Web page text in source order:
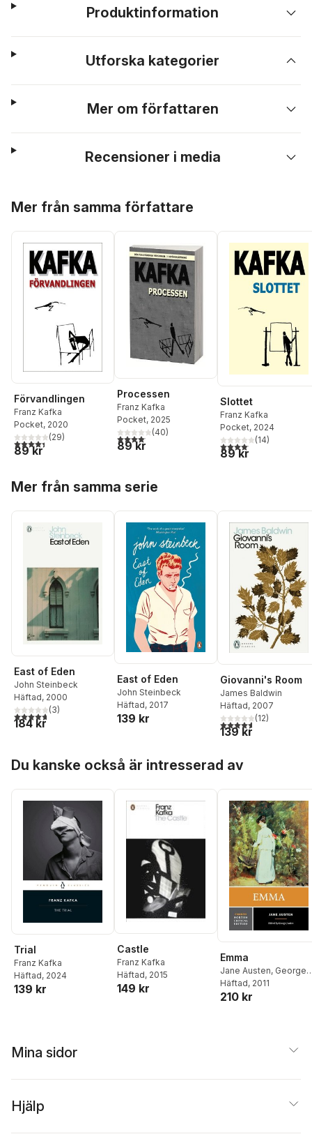
Produktinformation
Utforska kategorier
Mer om författaren
Recensioner i media
Mer från samma författare
Förvandlingen
Franz Kafka
Pocket, 2020
4,4utav 5 stjärnor. Totalt antal röster:
(29)
89 kr
Processen
Franz Kafka
Pocket, 2025
4,1utav 5 stjärnor. Totalt antal röster:
(40)
89 kr
Slottet
Franz Kafka
Pocket, 2024
4,1utav 5 stjärnor.
(14)
89 kr
Mer från samma serie
East of Eden
John Steinbeck
Häftad, 2000
4,7utav 5 stjärnor. Totalt antal röster:
(3)
184 kr
East of Eden
John Steinbeck
Häftad, 2017
139 kr
Giovanni's Room
James Baldwin
Häftad, 2007
4,6utav 5 stjärnor.
(12)
139 kr
Du kanske också är intresserad av
Trial
Franz Kafka
Häftad, 2024
139 kr
Castle
Franz Kafka
Häftad, 2015
149 kr
Emma
Jane Austen, George
Justice
Häftad, 2011
210 kr
Mina sidor
Hjälp